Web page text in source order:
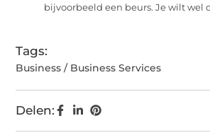
bijvoorbeeld een beurs. Je wilt wel
Tags:
Business / Business Services
Delen: